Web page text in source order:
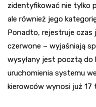
zidentyfikować nie tylko
ale również jego
Ponadto, rejestruje czas
czerwone – wyjaśniają
wysyłany jest pocztą do
uruchomienia systemu
kierowców wynosi już 17